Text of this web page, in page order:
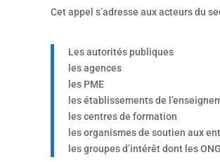
Cet appel s’adresse aux acteurs du
Les autorités publiques
les agences
les PME
les établissements de
les centres de formation
les organismes de soutien aux
les groupes d’intérêt dont les ONG